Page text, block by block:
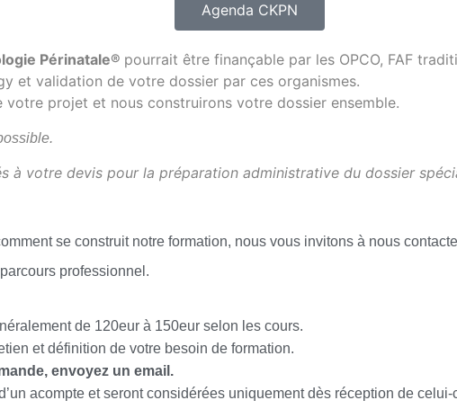
Agenda CKPN
Périnatale® pourrait être finançable par les OPCO, FAF
et validation de votre dossier par ces organismes.
projet et nous construirons votre dossier ensemble.
à votre devis pour la préparation administrative du dossier
se construit notre formation, nous vous invitons à nous
professionnel.
de 120eur à 150eur selon les cours.
et définition de votre besoin de formation.
envoyez un email.
acompte et seront considérées uniquement dès réception de celui-